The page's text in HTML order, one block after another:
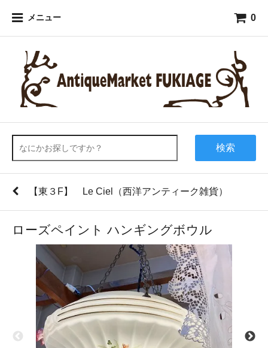
メニュー 0
検索
【東３F】 Le Ciel（西洋アンティーク雑貨）
ローズペイント ハンギングボウル